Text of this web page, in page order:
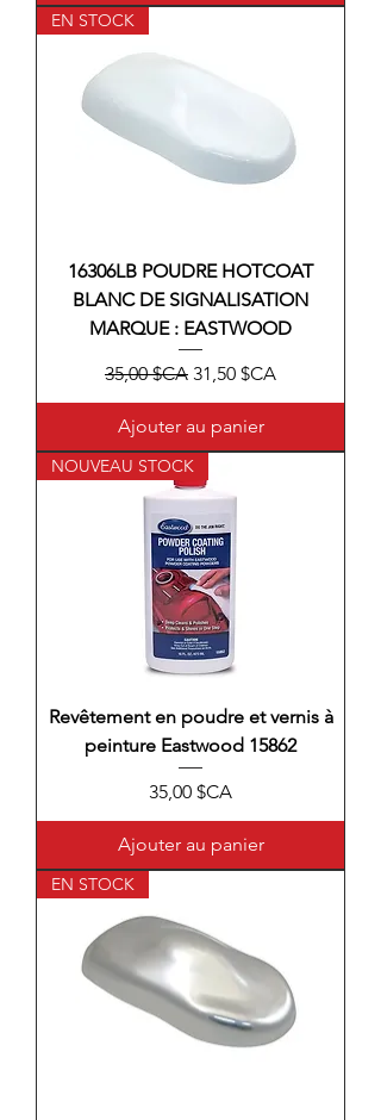
EN STOCK
16306LB POUDRE HOTCOAT
BLANC DE SIGNALISATION
MARQUE : EASTWOOD
Prix original
35,00 $CA Prix promotionnel
31,50 $CA
Ajouter au panier
NOUVEAU STOCK
Revêtement en poudre et vernis à
peinture Eastwood 15862
Prix
35,00 $CA
Ajouter au panier
EN STOCK